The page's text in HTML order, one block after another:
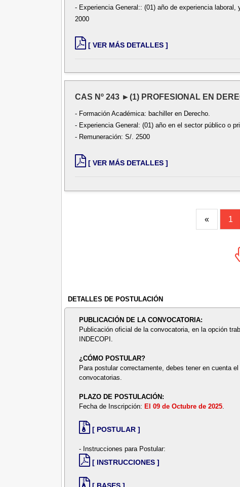
- Experiencia General:: (01) año de experiencia
2000
[ VER MÁS DETALLES ]
CAS Nº 243 ►(1) PROFESIONAL EN
- Formación Académica: bachiller en Derecho.
- Experiencia General: (01) año en el sector público o
- Remuneración: S/. 2500
[ VER MÁS DETALLES ]
« 1
DETALLES DE POSTULACIÓN
PUBLICACIÓN DE LA CONVOCATORIA:
Publicación oficial de la convocatoria, en la opción
INDECOPI.
¿CÓMO POSTULAR?
Para postular correctamente, debes tener en cuenta
convocatorias.
PLAZO DE POSTULACIÓN:
Fecha de Inscripción:El 09 de Octubre de 2025
[ POSTULAR ]
- Instrucciones para Postular:
[ INSTRUCCIONES ]
[ BASES ]